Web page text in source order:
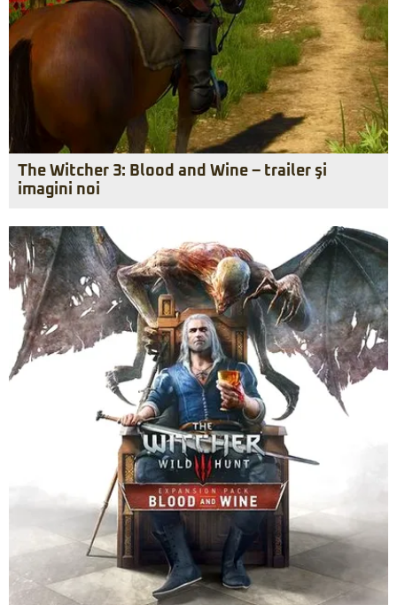
The Witcher 3: Blood and Wine – trailer şi
imagini noi